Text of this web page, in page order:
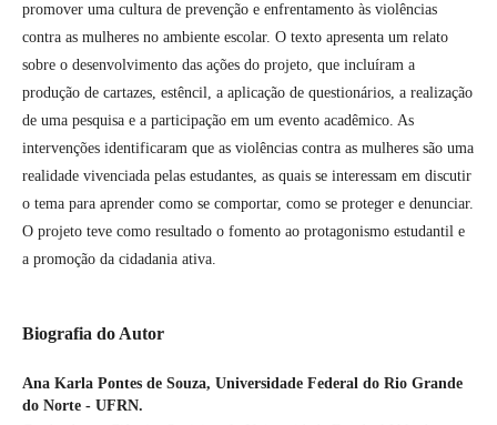
promover uma cultura de prevenção e enfrentamento às violências
contra as mulheres no ambiente escolar. O texto apresenta um relato
sobre o desenvolvimento das ações do projeto, que incluíram a
produção de cartazes, estêncil, a aplicação de questionários, a realização
de uma pesquisa e a participação em um evento acadêmico. As
intervenções identificaram que as violências contra as mulheres são uma
realidade vivenciada pelas estudantes, as quais se interessam em discutir
o tema para aprender como se comportar, como se proteger e denunciar.
O projeto teve como resultado o fomento ao protagonismo estudantil e
a promoção da cidadania ativa.
Biografia do Autor
Ana Karla Pontes de Souza, Universidade Federal do Rio Grande
do Norte - UFRN.